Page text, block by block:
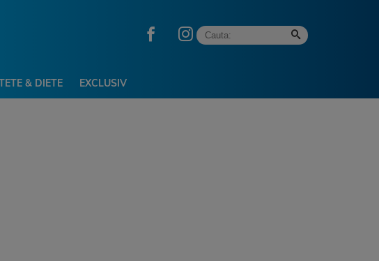
& DIETE EXCLUSIV